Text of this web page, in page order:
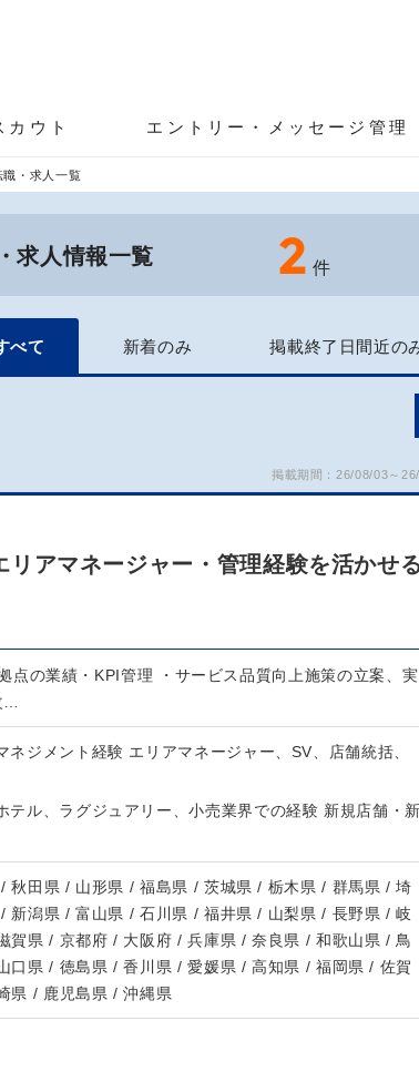
カウト エントリー・メッセージ管理
職・求人一覧
求人情報一覧 2 件
べて 新着のみ 掲載終了日間近の
掲載期間：26/08/03～
アマネージャー・管理経験を活かせ
点の業績・KPI管理 ・サービス品質向上施策の立案、実
ジメント経験 エリアマネージャー、SV、店舗統括、
テル、ラグジュアリー、小売業界での経験 新規店舗・
秋田県 / 山形県 / 福島県 / 茨城県 / 栃木県 / 群馬県 / 埼
新潟県 / 富山県 / 石川県 / 福井県 / 山梨県 / 長野県 / 岐
賀県 / 京都府 / 大阪府 / 兵庫県 / 奈良県 / 和歌山県 / 鳥
口県 / 徳島県 / 香川県 / 愛媛県 / 高知県 / 福岡県 / 佐賀
県 / 鹿児島県 / 沖縄県